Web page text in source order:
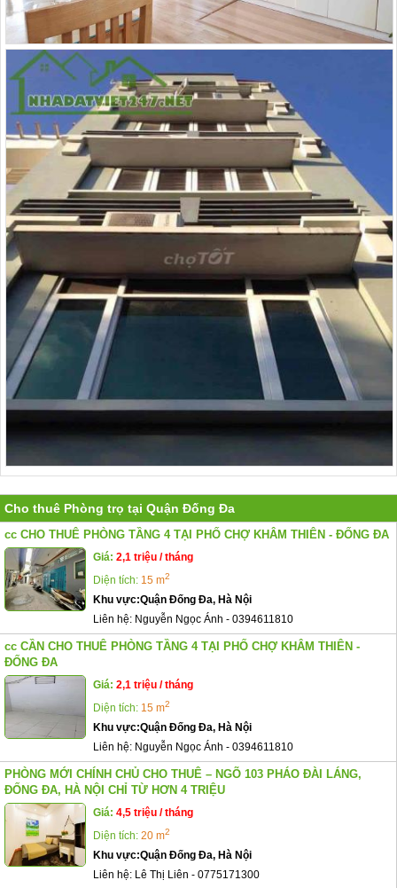
Cho thuê Phòng trọ tại Quận Đống Đa
cc CHO THUÊ PHÒNG TẦNG 4 TẠI PHỐ CHỢ KHÂM THIÊN - ĐỐNG ĐA
Giá: 2,1 triệu / tháng
Diện tích: 15 m2
Khu vực:Quận Đống Đa, Hà Nội
Liên hệ: Nguyễn Ngọc Ánh - 0394611810
cc CẦN CHO THUÊ PHÒNG TẦNG 4 TẠI PHỐ CHỢ KHÂM THIÊN -
ĐỐNG ĐA
Giá: 2,1 triệu / tháng
Diện tích: 15 m2
Khu vực:Quận Đống Đa, Hà Nội
Liên hệ: Nguyễn Ngọc Ánh - 0394611810
PHÒNG MỚI CHÍNH CHỦ CHO THUÊ – NGÕ 103 PHÁO ĐÀI LÁNG,
ĐỐNG ĐA, HÀ NỘI CHỈ TỪ HƠN 4 TRIỆU
Giá: 4,5 triệu / tháng
Diện tích: 20 m2
Khu vực:Quận Đống Đa, Hà Nội
Liên hệ: Lê Thị Liên - 0775171300